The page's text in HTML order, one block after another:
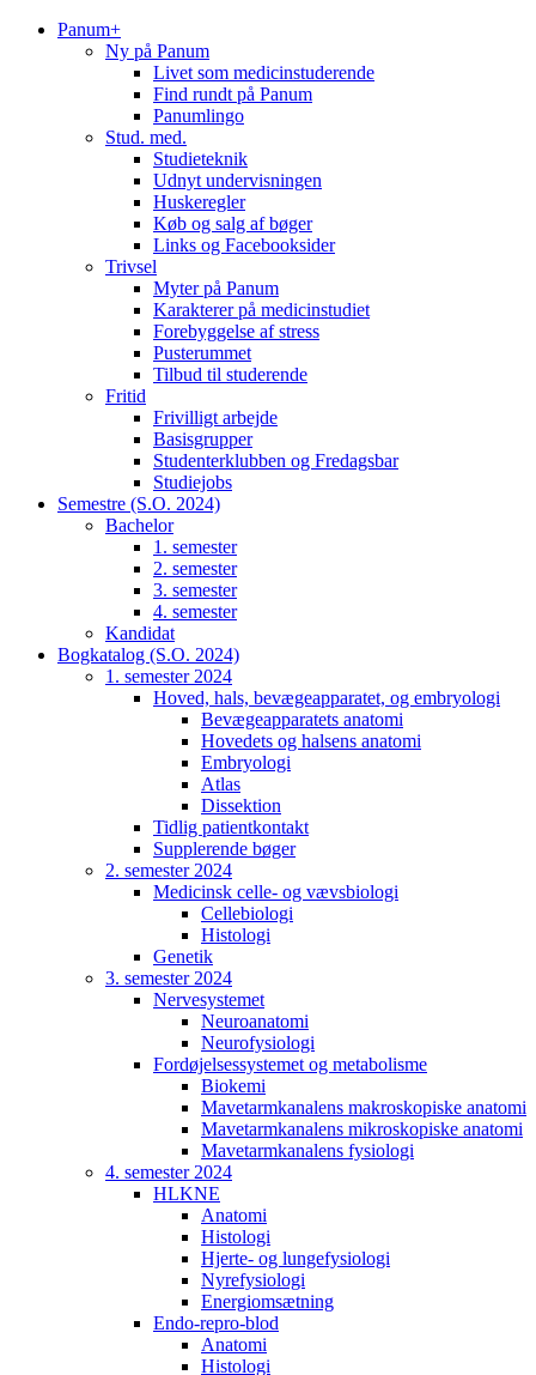
Panum+
Ny på Panum
Livet som medicinstuderende
Find rundt på Panum
Panumlingo
Stud. med.
Studieteknik
Udnyt undervisningen
Huskeregler
Køb og salg af bøger
Links og Facebooksider
Trivsel
Myter på Panum
Karakterer på medicinstudiet
Forebyggelse af stress
Pusterummet
Tilbud til studerende
Fritid
Frivilligt arbejde
Basisgrupper
Studenterklubben og Fredagsbar
Studiejobs
Semestre (S.O. 2024)
Bachelor
1. semester
2. semester
3. semester
4. semester
Kandidat
Bogkatalog (S.O. 2024)
1. semester 2024
Hoved, hals, bevægeapparatet, og embryologi
Bevægeapparatets anatomi
Hovedets og halsens anatomi
Embryologi
Atlas
Dissektion
Tidlig patientkontakt
Supplerende bøger
2. semester 2024
Medicinsk celle- og vævsbiologi
Cellebiologi
Histologi
Genetik
3. semester 2024
Nervesystemet
Neuroanatomi
Neurofysiologi
Fordøjelsessystemet og metabolisme
Biokemi
Mavetarmkanalens makroskopiske anatomi
Mavetarmkanalens mikroskopiske anatomi
Mavetarmkanalens fysiologi
4. semester 2024
HLKNE
Anatomi
Histologi
Hjerte- og lungefysiologi
Nyrefysiologi
Energiomsætning
Endo-repro-blod
Anatomi
Histologi